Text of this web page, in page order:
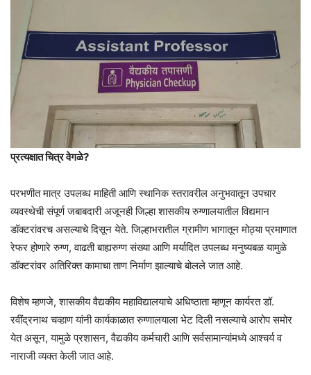
प्रत्यक्षात चित्र वेगळे?
परभणीत मात्र उपलब्ध माहिती आणि स्थानिक स्तरावरील अनुभवातून उपचार
व्यवस्थेची संपूर्ण जबाबदारी अजूनही जिल्हा शासकीय रुग्णालयातील विद्यमान
डॉक्टरांवरच असल्याचे दिसून येते. जिल्हाभरातील ग्रामीण भागातून मोठ्या प्रमाणात
रेफर होणारे रुग्ण, वाढती बाह्यरुग्ण संख्या आणि मर्यादित उपलब्ध मनुष्यबळ यामुळे
डॉक्टरांवर अतिरिक्त कामाचा ताण निर्माण झाल्याचे बोलले जात आहे.
विशेष म्हणजे, शासकीय वैद्यकीय महाविद्यालयाचे अधिष्ठाता म्हणून कार्यरत डॉ.
रवींद्रनाथ चव्हाण यांनी कार्यकाळात रुग्णालयाला भेट दिली नसल्याचे आरोप समोर
येत असून, यामुळे प्रशासन, वैद्यकीय कर्मचारी आणि सर्वसामान्यांमध्ये आश्चर्य व
नाराजी व्यक्त केली जात आहे.